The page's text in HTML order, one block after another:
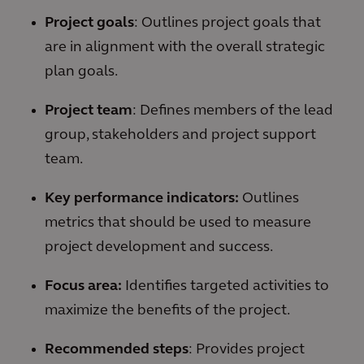
Project goals: Outlines project goals that
are in alignment with the overall strategic
plan goals.
Project team: Defines members of the lead
group, stakeholders and project support
team.
Key performance indicators: Outlines
metrics that should be used to measure
project development and success.
Focus area: Identifies targeted activities to
maximize the benefits of the project.
Recommended steps: Provides project